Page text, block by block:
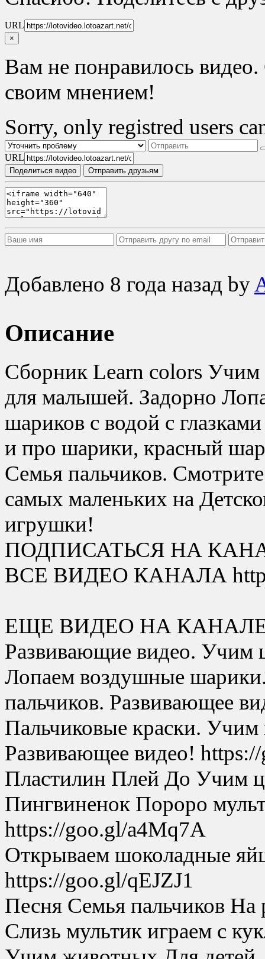
URL
×
Вам не понравилось
своим мнением!
Sorry, only registred users
URL
Поделиться видео Отправить друзьям
Добавлено 8 года назад by
Описание
Сборник Learn colors Учим
для малышей. Задорно
шариков с водой с
и про шарики, красный
Семья пальчиков.
самых маленьких на
игрушки!
ПОДПИСАТЬСЯ НА
ВСЕ ВИДЕО КАНАЛА
ЕЩЕ ВИДЕО НА
Развивающие видео. Учим
Лопаем воздушные
пальчиков. Развивающее
Пальчиковые краски. Учим
Развивающее видео!
Пластилин Плей До Учим
Пингвиненок Пороро
https://goo.gl/a4Mq7A
Открываем шоколадные
https://goo.gl/qEJZJ1
Песня Семья пальчиков
Слизь мультик играем с